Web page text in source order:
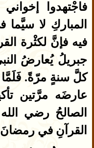
فاجْتهدوا
المباركِ لا
فيه فإنَّ لكثْرة
جبريلُ يُعارضُ
كلَّ سنةٍ مرّةً. فَلَمَّا
عارضَه مرَّتين
الصالحُ رضي
القرآنِ في